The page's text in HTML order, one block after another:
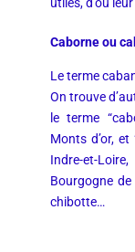
Caborne ou
Le terme
On trouve
le terme
Monts d’or,
Indre-et-
Bourgogne
chibotte…